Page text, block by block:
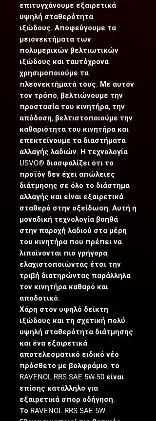
επιτυγχάνουμε εξαιρετικά
υψηλή σταθερότητα
ιξώδους. Αποφεύγουμε τα
μειονεκτήματα των
πολυμερικών βελτιωτικών
ιξώδους και ταυτόχρονα
χρησιμοποιούμε τα
πλεονεκτήματά τους. Με αυτόν
τον τρόπο, βελτιώνουμε την
προστασία του κινητήρα, την
απόδοση, βελτιστοποιούμε την
καθαριότητα του κινητήρα και
επεκτείνουμε τα διαστήματα
αλλαγής λαδιών. Η τεχνολογία
USVO® διασφαλίζει ότι το
προϊόν δεν έχει απώλειες
διάτμησης σε όλο το διάστημα
αλλαγής και είναι εξαιρετικά
σταθερό στην οξείδωση. Αυτή η
μοναδική τεχνολογία βοηθά
στην παροχή λαδιού στα μέρη
του κινητήρα που πρέπει να
λιπαίνονται πιο γρήγορα,
ελαχιστοποιώντας έτσι την
τριβή διατηρώντας παράλληλα
τον κινητήρα καθαρό και
αποδοτικό.
Χάρη στον υψηλό δείκτη
ιξώδους και τη σχετική πολύ
υψηλή σταθερότητα διάτμησης
και ένα εξαιρετικά
αποτελεσματικό ειδικό νέο
πρόσθετο με βολφράμιο, το
RAVENOL RRS SAE 5W-50 είναι
επίσης κατάλληλο για
εξαιρετικά σπορ οδήγηση.
Το RAVENOL RRS SAE 5W-